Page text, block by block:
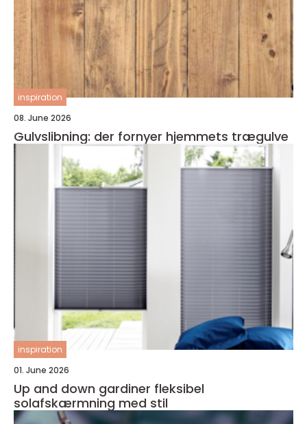
inspiration
08. June 2026
Gulvslibning: der fornyer hjemmets trægulve
inspiration
01. June 2026
Up and down gardiner fleksibel
solafskærmning med stil